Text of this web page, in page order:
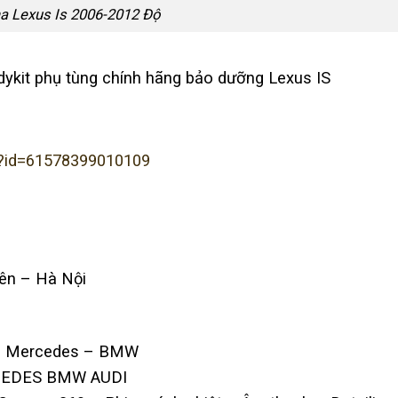
Lexus Is 2006-2012 Độ
phụ tùng chính hãng bảo dưỡng Lexus IS
– Hà Nội
Mercedes – BMW
BMW AUDI